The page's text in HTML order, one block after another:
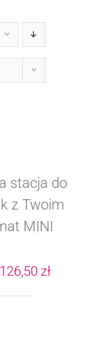
stacja do
z Twoim
MINI
złZakres